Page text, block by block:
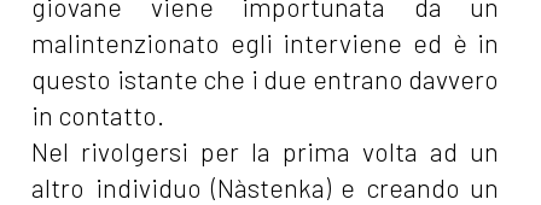
giovane viene importunata da un
malintenzionato egli interviene ed è in
questo istante che i due entrano davvero
in contatto.
Nel rivolgersi per la prima volta ad un
altro individuo (Nàstenka) e creando un